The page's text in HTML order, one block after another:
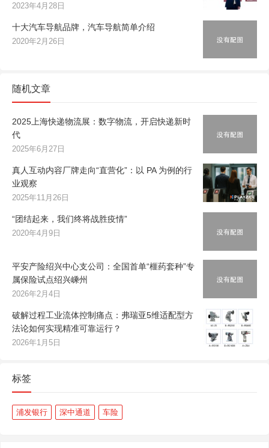
2023年4月28日
十大汽车导航品牌，汽车导航简单介绍
2020年2月26日
随机文章
2025上海快递物流展：数字物流，开启快递新时
代
2025年6月27日
真人互动内容厂牌走向“直营化”：以 PA 为例的行
业观察
2025年11月26日
“团结起来，我们终将战胜疫情”
2020年4月9日
平安产险绍兴中心支公司：全国首单“榧药套种”专
属保险试点绍兴嵊州
2026年2月4日
破解过程工业流体控制痛点：弗瑞亚5维适配型方
法论如何实现精准可靠运行？
2026年1月5日
标签
浦发银行 深中通道 车险